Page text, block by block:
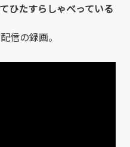
ひたすらしゃべっている
信の録画。